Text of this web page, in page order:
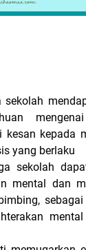
kesan kepada
yang berlaku
dapat
mental dan